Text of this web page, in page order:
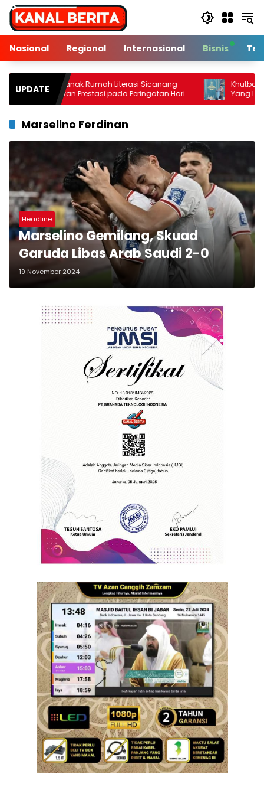
Langsung
konten
Nasional
Regional Internasional Bisnis
UPDATE
anak Rumah Literasi Sicanang
Prestasi pada Peringatan Hari
Nasional di Kecamatan Medan
Khutbah Jumat:
Yang Lemah
Marselino Ferdinan
Headline
Marselino Gemilang, Skuad
Garuda Libas Arab Saudi 2-0
19 November 2024